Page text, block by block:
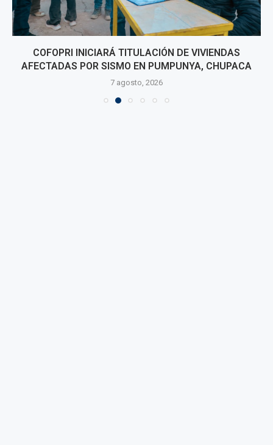
COFOPRI INICIARÁ TITULACIÓN DE VIVIENDAS
AFECTADAS POR SISMO EN PUMPUNYA, CHUPACA
7 agosto, 2026